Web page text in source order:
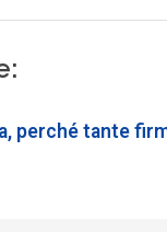
perché tante